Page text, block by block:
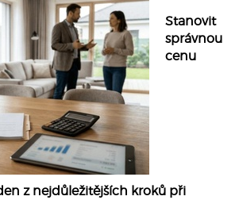
Stanovit
správnou
cenu
z nejdůležitějších kroků při